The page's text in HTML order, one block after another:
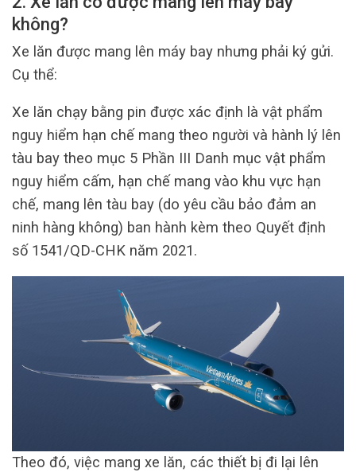
không?
Xe lăn được mang lên máy bay nhưng phải ký gửi.
Cụ thể:
Xe lăn chạy bằng pin được xác định là vật phẩm
nguy hiểm hạn chế mang theo người và hành lý lên
tàu bay theo mục 5 Phần III Danh mục vật phẩm
nguy hiểm cấm, hạn chế mang vào khu vực hạn
chế, mang lên tàu bay (do yêu cầu bảo đảm an
ninh hàng không) ban hành kèm theo Quyết định
số 1541/QD-CHK năm 2021.
Theo đó, việc mang xe lăn, các thiết bị đi lại lên